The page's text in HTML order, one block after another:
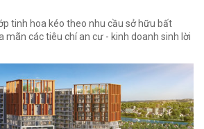
tinh hoa kéo theo nhu cầu sở hữu bất
mãn các tiêu chí an cư - kinh doanh sinh lời